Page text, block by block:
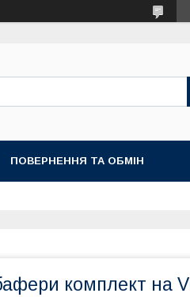
ПОВЕРНЕННЯ ТА ОБМІН
комплект на